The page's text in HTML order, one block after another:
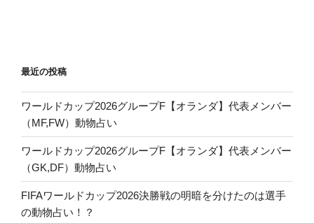
最近の投稿
ワールドカップ2026グループF【オランダ】代表メンバー
（MF,FW）動物占い
ワールドカップ2026グループF【オランダ】代表メンバー
（GK,DF）動物占い
FIFAワールドカップ2026決勝戦の明暗を分けたのは選手
の動物占い！？